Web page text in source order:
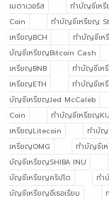
เมตาเวอร์ส
ทำบัญชีเห
Coin
ทำบัญชีเหรียญ
เหรียญBCH
ทำบัญชีเห
บัญชีเหรียญBitcoin Cash
เหรียญBNB
ทำบัญชีเห
เหรียญETH
ทำบัญชีเห
บัญชีเหรียญJed McCaleb
Coin
ทำบัญชีเหรียญ
เหรียญLitecoin
ทำบัญ
เหรียญOMG
ทำบัญชีเ
บัญชีเหรียญSHIBA INU
บัญชีเหรียญคริปโต
ทำ
บัญชีเหรียญอีเธอเรียม